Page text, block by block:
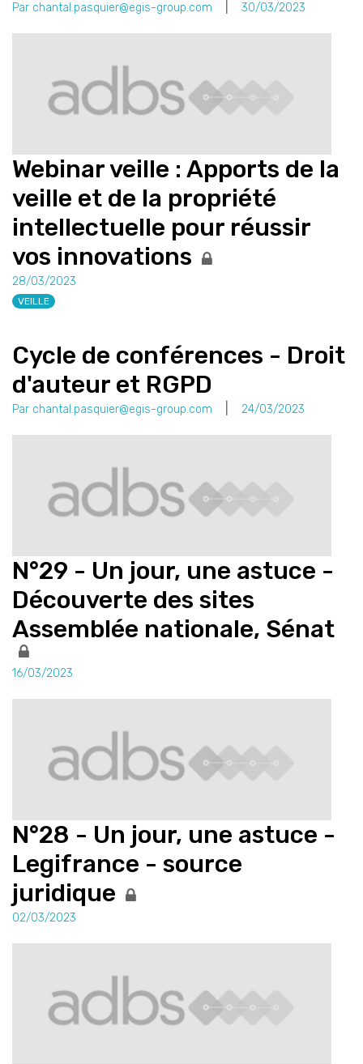
Par chantal.pasquier@egis-group.com 30/03/2023
Webinar veille : Apports de la
veille et de la propriété
intellectuelle pour réussir
vos innovations
28/03/2023
VEILLE
Cycle de conférences - Droit
d'auteur et RGPD
Par chantal.pasquier@egis-group.com 24/03/2023
N°29 - Un jour, une astuce -
Découverte des sites
Assemblée nationale, Sénat
16/03/2023
N°28 - Un jour, une astuce -
Legifrance - source
juridique
02/03/2023